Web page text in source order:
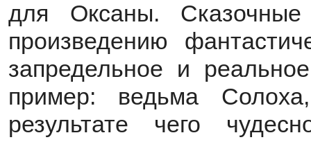
для Оксаны.
произведению
запредельное и
пример: ведьма
результате чего